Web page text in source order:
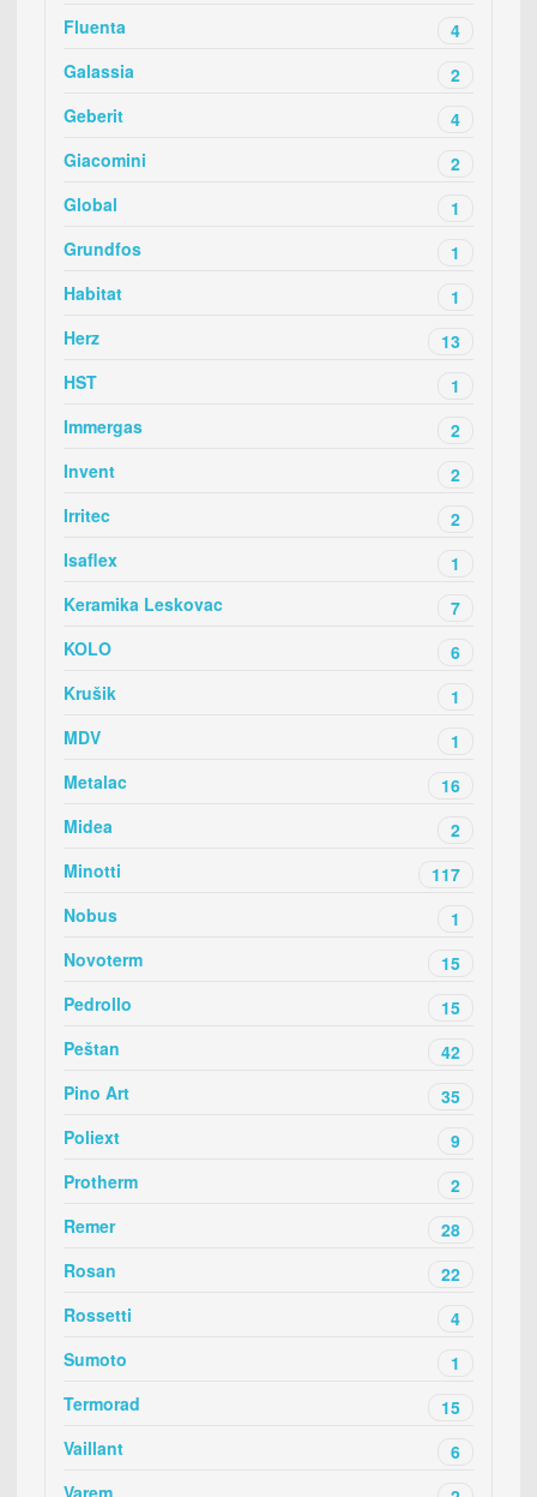
Fluenta
4
Galassia
2
Geberit
4
Giacomini
2
Global
1
Grundfos
1
Habitat
1
Herz
13
HST
1
Immergas
2
Invent
2
Irritec
2
Isaflex
1
Keramika Leskovac
7
KOLO
6
Krušik
1
MDV
1
Metalac
16
Midea
2
Minotti
117
Nobus
1
Novoterm
15
Pedrollo
15
Peštan
42
Pino Art
35
Poliext
9
Protherm
2
Remer
28
Rosan
22
Rossetti
4
Sumoto
1
Termorad
15
Vaillant
6